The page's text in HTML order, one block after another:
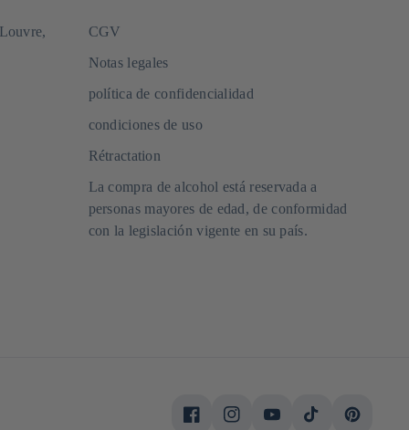
CGV
Notas legales
política de confidencialidad
condiciones de uso
Rétractation
La compra de alcohol está reservada a
personas mayores de edad, de conformidad
con la legislación vigente en su país.
FacebookInstagramYouTubeTikTokPinterest